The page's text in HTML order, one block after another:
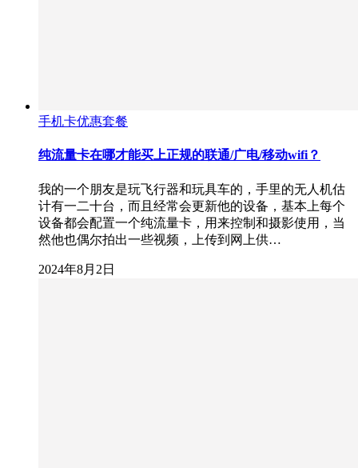
手机卡优惠套餐
纯流量卡在哪才能买上正规的联通/广电/移动wifi？
我的一个朋友是玩飞行器和玩具车的，手里的无人机估
计有一二十台，而且经常会更新他的设备，基本上每个
设备都会配置一个纯流量卡，用来控制和摄影使用，当
然他也偶尔拍出一些视频，上传到网上供…
2024年8月2日